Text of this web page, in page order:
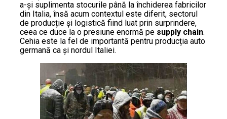
a-și suplimenta stocurile până la închiderea fabricilor
din Italia, însă acum contextul este diferit, sectorul
de producție și logistică fiind luat prin surprindere,
ceea ce duce la o presiune enormă pe supply chain.
Cehia este la fel de importantă pentru producția auto
germană ca și nordul Italiei.